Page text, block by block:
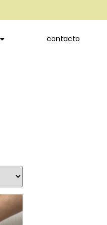
contacto